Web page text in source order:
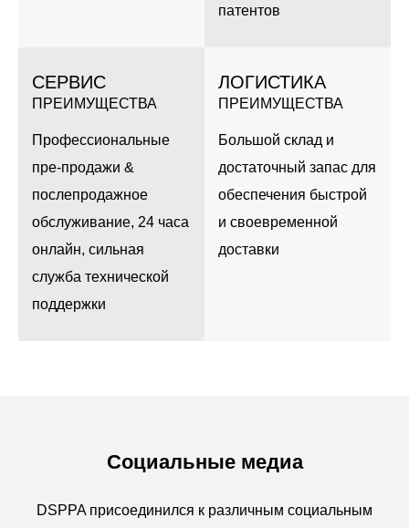
патентов
СЕРВИС
ПРЕИМУЩЕСТВА
Профессиональные
пре-продажи &
послепродажное
обслуживание, 24 часа
онлайн, сильная
служба технической
поддержки
ЛОГИСТИКА
ПРЕИМУЩЕСТВА
Большой склад и
достаточный запас для
обеспечения быстрой
и своевременной
доставки
Социальные медиа
DSPPA присоединился к различным социальным